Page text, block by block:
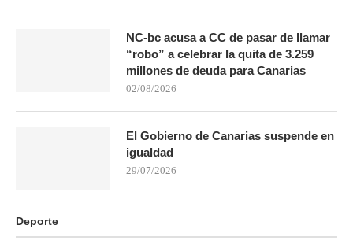
NC-bc acusa a CC de pasar de llamar
“robo” a celebrar la quita de 3.259
millones de deuda para Canarias
02/08/2026
El Gobierno de Canarias suspende en
igualdad
29/07/2026
Deporte